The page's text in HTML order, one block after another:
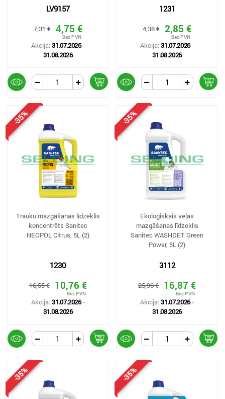
LV9157
7,31 € 4,75 €
Akcija:31.07.2026-
31.08.2026
1231
4,38 € 2,85 €
Akcija:31.07.2026-
31.08.2026
-35%
Trauku mazgāšanas līdzeklis
koncentrēts Sanitec
NEOPOL Citrus, 5L (2)
1230
16,55 € 10,76 €
Akcija:31.07.2026-
31.08.2026
-35%
Ekoloģiskais veļas
mazgāšanas līdzeklis
Sanitec WASHDET Green
Power, 5L (2)
3112
25,96 € 16,87 €
Akcija:31.07.2026-
31.08.2026
-35% -35%